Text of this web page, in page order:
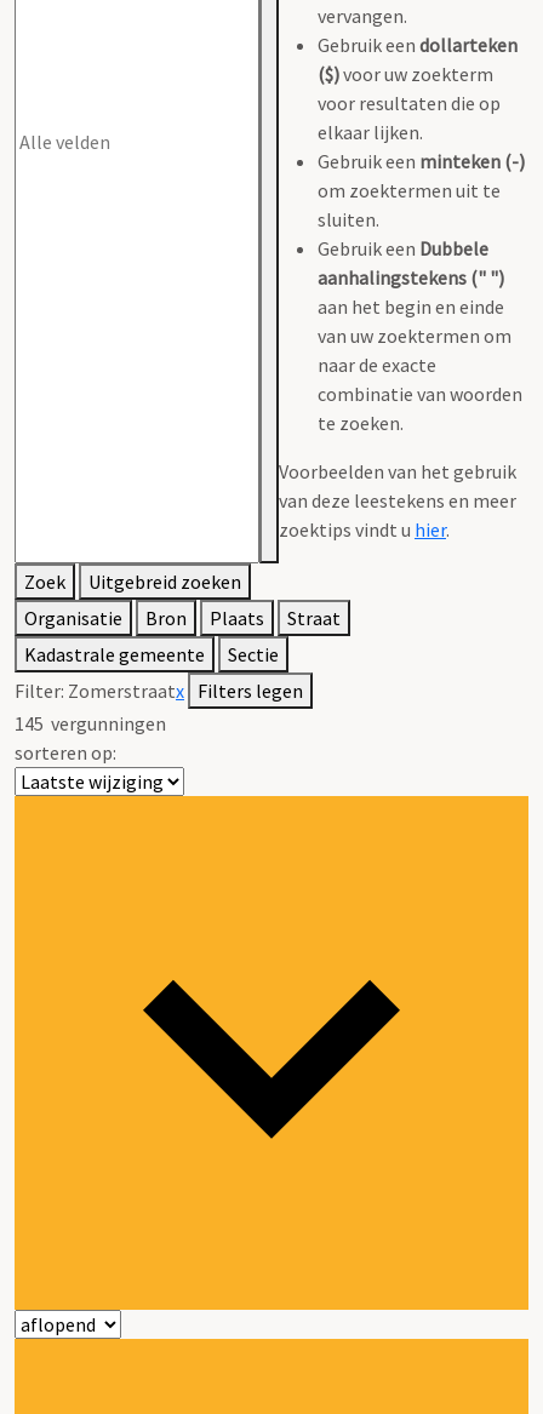
vervangen.
Gebruik een dollarteken
($)voor uw zoekterm
voor resultaten die op
elkaar lijken.
Gebruik een minteken (-)
om zoektermen uit te
sluiten.
Gebruik een Dubbele
aanhalingstekens (" ")
aan het begin en einde
van uw zoektermen om
naar de exacte
combinatie van woorden
te zoeken.
Voorbeelden van het gebruik
van deze leestekens en meer
zoektips vindt u hier.
Zoek
Uitgebreid zoeken
Organisatie
Bron Plaats
Straat
Kadastrale gemeente
Sectie
Filter: Zomerstraatx Filters legen
145 vergunningen
sorteren op: